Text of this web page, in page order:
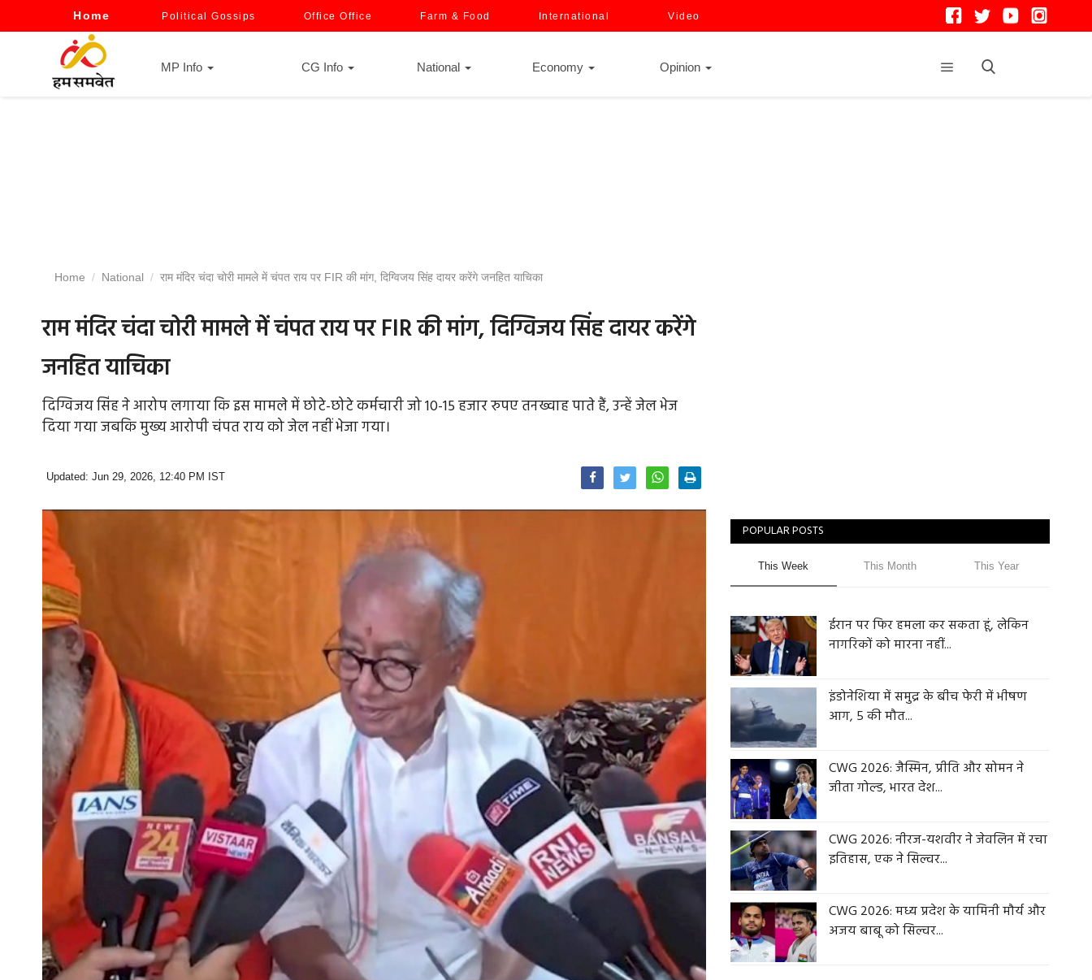
Home Political Gossips Office Office Farm & Food International Video
MP Info CG Info National Economy Opinion
Home National राम मंदिर चंदा चोरी मामले में चंपत राय पर FIR की मांग, दिग्विजय सिंह दायर करेंगे जनहित याचिका
राम मंदिर चंदा चोरी मामले में चंपत राय पर FIR की मांग, दिग्विजय सिंह दायर करेंगे
जनहित याचिका
दिग्विजय सिंह ने आरोप लगाया कि इस मामले में छोटे-छोटे कर्मचारी जो 10-15 हजार रुपए तनख्वाह पाते हैं, उन्हें जेल भेज
दिया गया जबकि मुख्य आरोपी चंपत राय को जेल नहीं भेजा गया।
Updated: Jun 29, 2026, 12:40 PM IST
POPULAR POSTS
This Week This Month This Year
ईरान पर फिर हमला कर सकता हूं, लेकिन
नागरिकों को मारना नहीं...
इंडोनेशिया में समुद्र के बीच फेरी में भीषण
आग, 5 की मौत...
CWG 2026: जैस्मिन, प्रीति और सोमन ने
जीता गोल्ड, भारत देश...
CWG 2026: नीरज-यशवीर ने जेवलिन में रचा
इतिहास, एक ने सिल्वर...
CWG 2026: मध्य प्रदेश के यामिनी मौर्य और
अजय बाबू को सिल्वर...